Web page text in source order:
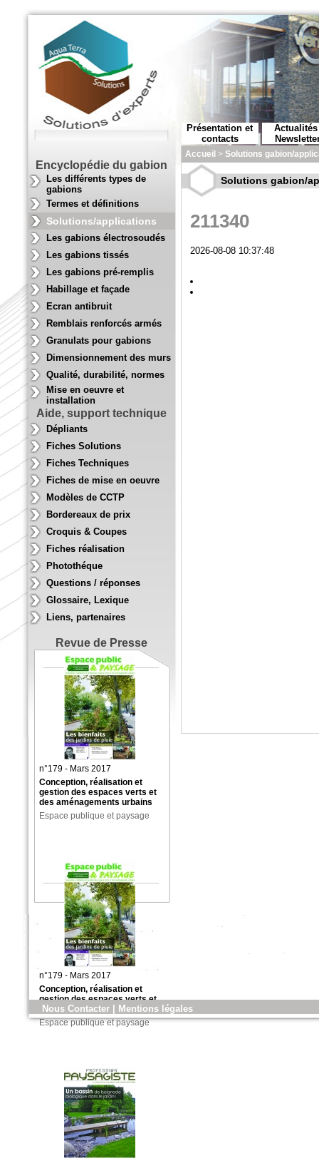
Encyclopédie du gabion
Les différents types de
gabions
Termes et définitions
Solutions/applications
Les gabions électrosoudés
Les gabions tissés
Les gabions pré-remplis
Habillage et façade
Ecran antibruit
Remblais renforcés armés
Granulats pour gabions
Dimensionnement des murs
Qualité, durabilité, normes
Mise en oeuvre et
installation
Aide, support technique
Dépliants
Fiches Solutions
Fiches Techniques
Fiches de mise en oeuvre
Modèles de CCTP
Bordereaux de prix
Croquis & Coupes
Fiches réalisation
Photothéque
Questions / réponses
Glossaire, Lexique
Liens, partenaires
Revue de Presse
n°179 - Mars 2017
Conception, réalisation et
gestion des espaces verts et
des aménagements urbains
Espace publique et paysage
n°179 - Mars 2017
Conception, réalisation et
gestion des espaces verts et
des aménagements urbains
Espace publique et paysage
Présentation et
contacts
Actualités
Accueil > Solutions gabion/
Solutions gabion/
211340
2026-08-08 10:37:48
Nous Contacter Mentions légales